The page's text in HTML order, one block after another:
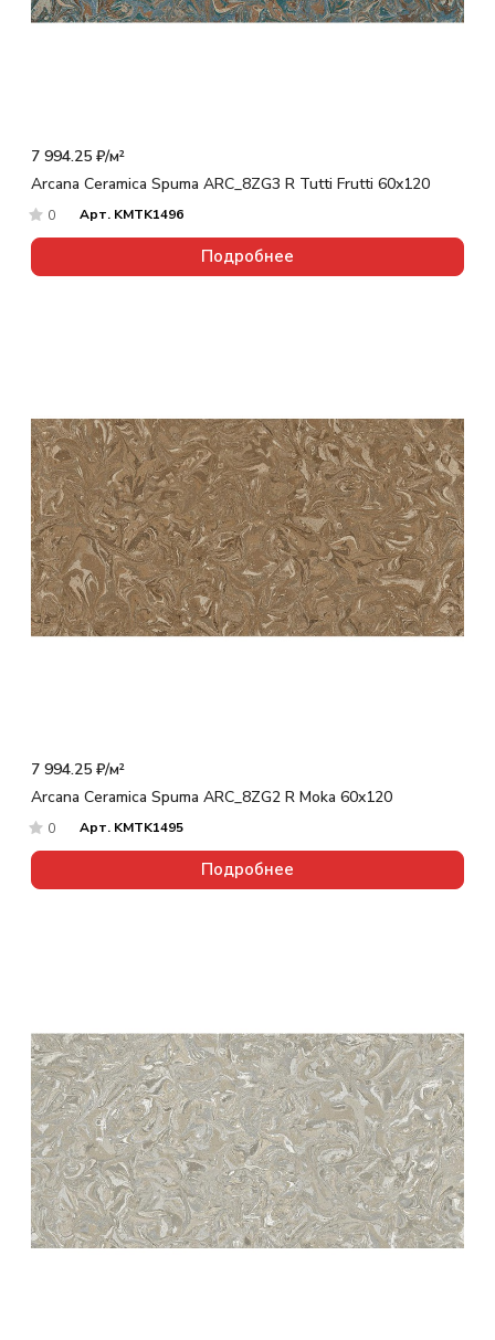
7 994.25 ₽/м²
Arcana Ceramica Spuma ARC_8ZG3 R Tutti Frutti 60x120
0 Арт. KMTK1496
Подробнее
7 994.25 ₽/м²
Arcana Ceramica Spuma ARC_8ZG2 R Moka 60x120
0 Арт. KMTK1495
Подробнее